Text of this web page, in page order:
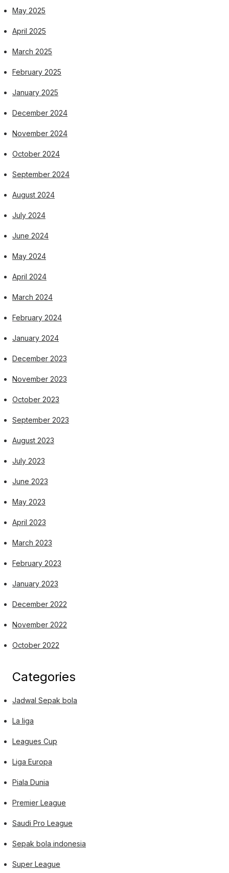
May 2025
April 2025
March 2025
February 2025
January 2025
December 2024
November 2024
October 2024
September 2024
August 2024
July 2024
June 2024
May 2024
April 2024
March 2024
February 2024
January 2024
December 2023
November 2023
October 2023
September 2023
August 2023
July 2023
June 2023
May 2023
April 2023
March 2023
February 2023
January 2023
December 2022
November 2022
October 2022
Categories
Jadwal Sepak bola
La liga
Leagues Cup
Liga Europa
Piala Dunia
Premier League
Saudi Pro League
Sepak bola indonesia
Super League